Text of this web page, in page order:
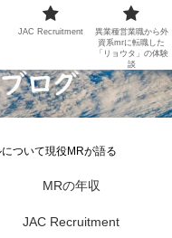
ついて現役MRが語る
MRの年収
JAC Recruitment
JAC Recruitment
異業種営業職から外
資系mrに転職した
「リョウタ」の体験
談